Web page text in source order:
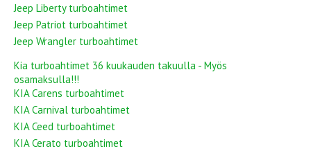
Jeep Liberty turboahtimet
Jeep Patriot turboahtimet
Jeep Wrangler turboahtimet
Kia turboahtimet 36 kuukauden takuulla - Myös
osamaksulla!!!
KIA Carens turboahtimet
KIA Carnival turboahtimet
KIA Ceed turboahtimet
KIA Cerato turboahtimet